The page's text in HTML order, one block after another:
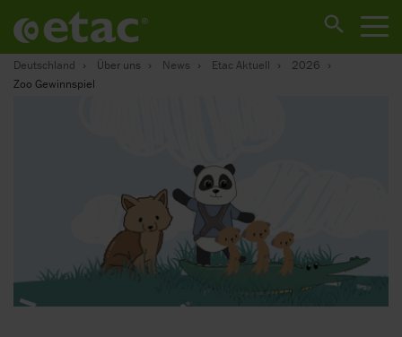
Deutschland Über uns News Etac Aktuell
2026
Zoo Gewinnspiel